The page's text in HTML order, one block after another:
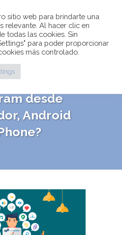
hacer
en
desde
Android
sitio web para brindarte una
relevante. Al hacer clic en
todas las cookies. Sin
para poder proporcionar
más controlado.